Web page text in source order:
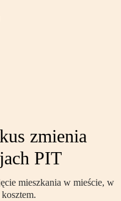
zmienia
PIT
mieszkania w mieście, w